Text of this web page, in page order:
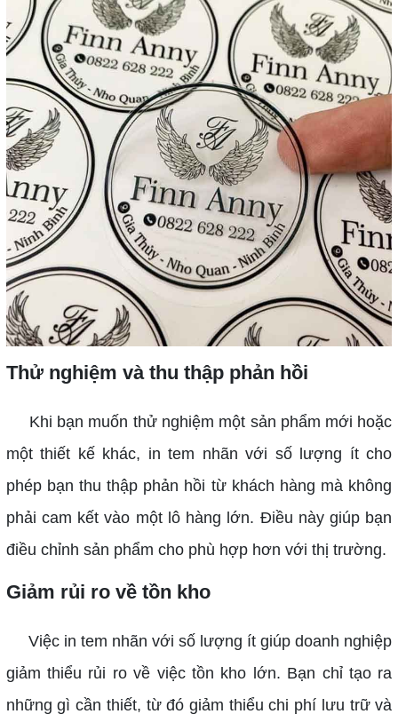
Thử nghiệm và thu thập phản hồi
Khi bạn muốn thử nghiệm một sản phẩm mới hoặc
một thiết kế khác, in tem nhãn với số lượng ít cho
phép bạn thu thập phản hồi từ khách hàng mà không
phải cam kết vào một lô hàng lớn. Điều này giúp bạn
điều chỉnh sản phẩm cho phù hợp hơn với thị trường.
Giảm rủi ro về tồn kho
Việc in tem nhãn với số lượng ít giúp doanh nghiệp
giảm thiểu rủi ro về việc tồn kho lớn. Bạn chỉ tạo ra
những gì cần thiết, từ đó giảm thiểu chi phí lưu trữ và